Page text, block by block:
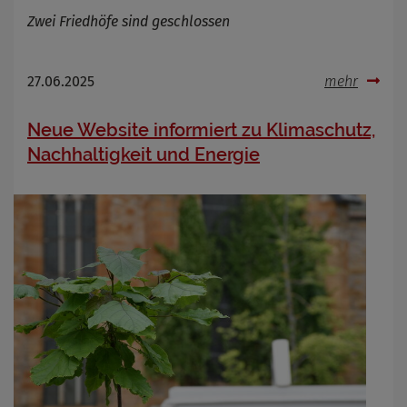
Zwei Friedhöfe sind geschlossen
27.06.2025 mehr
Neue Website informiert zu Klimaschutz,
Nachhaltigkeit und Energie